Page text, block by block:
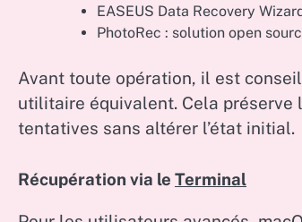
EASEUS Data Recovery
PhotoRec : solution open
Avant toute opération, il est
utilitaire équivalent. Cela préserve
tentatives sans altérer l’état initial.
Récupération via le Terminal